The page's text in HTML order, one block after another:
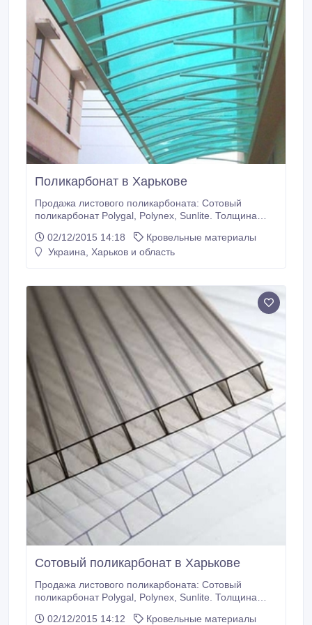
Поликарбонат в Харькове
Продажа листового поликарбоната: Сотовый
поликарбонат Polygal, Polynex, Sunlite. Толщина
12м*2.1м. Монолитный поликарбонат Palram,
Monogal. Толщина 2.3.4.5.6.8.10.12 мм. Размеры
02/12/2015 14:18
Кровельные материалы
Украина, Харьков и область
Сотовый поликарбонат в Харькове
Продажа листового поликарбоната: Сотовый
поликарбонат Polygal, Polynex, Sunlite. Толщина
12м*2.1м. Монолитный поликарбонат Palram,
02/12/2015 14:12
Кровельные материалы